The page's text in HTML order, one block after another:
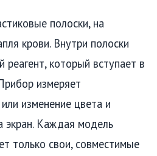
полоски, на
крови. Внутри полоски
реагент, который вступает в
измеряет
изменение цвета и
экран. Каждая модель
только свои, совместимые